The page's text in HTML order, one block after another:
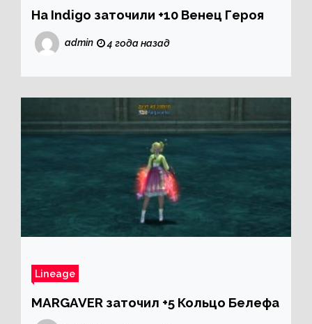
На Indigo заточили +10 Венец Героя
admin 4 года назад
Lineage
MARGAVER заточил +5 Кольцо Белефа